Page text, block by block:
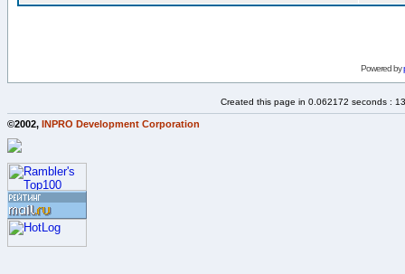
Powered by
Created this page in 0.062172 seconds :
©2002, INPRO Development Corporation